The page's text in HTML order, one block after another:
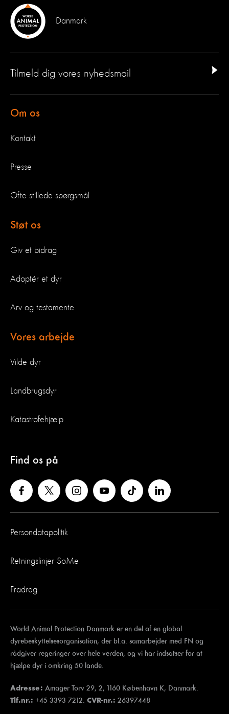
Danmark
Tilmeld dig vores nyhedsmail
Om os
Kontakt
Presse
Ofte stillede spørgsmål
Støt os
Giv et bidrag
Adoptér et dyr
Arv og testamente
Vores arbejde
Vilde dyr
Landbrugsdyr
Katastrofehjælp
Find os på
Persondatapolitik
Retningslinjer SoMe
Fradrag
World Animal Protection Danmark er en del af en global
dyrebeskyttelsesorganisation, der bl.a. samarbejder med FN og
rådgiver regeringer over hele verden, og vi har indsatser for at
hjælpe dyr i omkring 50 lande.
Adresse: Amager Torv 29, 2, 1160 København K, Danmark.
Tlf.nr.: +45 3393 7212. CVR-nr.: 26397448